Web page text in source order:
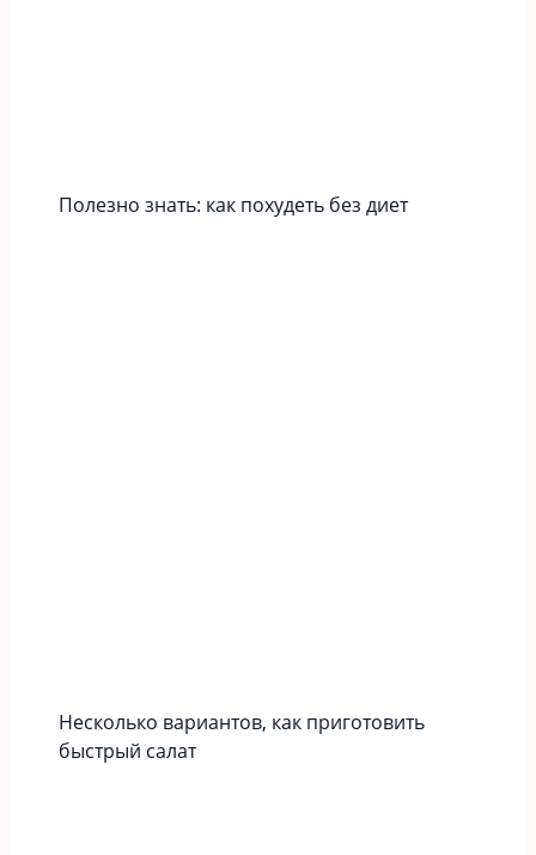
Полезно знать: как похудеть без диет
Несколько вариантов, как приготовить
быстрый салат